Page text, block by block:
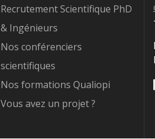
Recrutement Scientifique PhD
& Ingénieurs
Nos conférenciers
scientifiques
Nos formations Qualiopi
Vous avez un projet ?